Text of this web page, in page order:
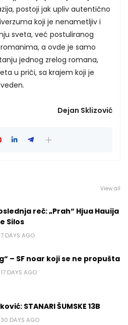
postoji jak upliv autentično
koji je nenametljiv i
sveta, već postuliranog
a ovde je samo
jednog zrelog romana,
u priči, sa krajem koji je
Dejan Sklizović
View all
reč: „Prah“ Hjua Hauija
Silos
7 DAYS AGO
– SF noar koji se ne propušta
17 DAYS AGO
STANARI ŠUMSKE 13B
30 DAYS AGO